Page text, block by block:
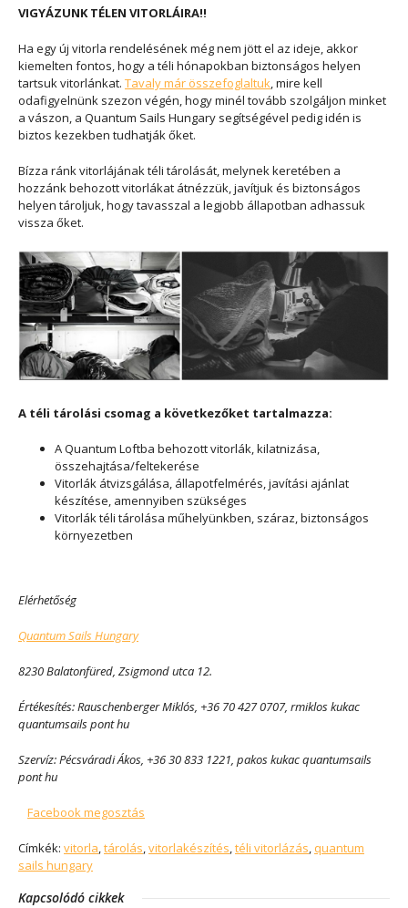
VIGYÁZUNK TÉLEN VITORLÁIRA!!
Ha egy új vitorla rendelésének még nem jött el az ideje, akkor
kiemelten fontos, hogy a téli hónapokban biztonságos helyen
tartsuk vitorlánkat. Tavaly már összefoglaltuk, mire kell
odafigyelnünk szezon végén, hogy minél tovább szolgáljon minket
a vászon, a Quantum Sails Hungary segítségével pedig idén is
biztos kezekben tudhatják őket.
Bízza ránk vitorlájának téli tárolását, melynek keretében a
hozzánk behozott vitorlákat átnézzük, javítjuk és biztonságos
helyen tároljuk, hogy tavasszal a legjobb állapotban adhassuk
vissza őket.
A téli tárolási csomag a következőket tartalmazza:
A Quantum Loftba behozott vitorlák, kilatnizása,
összehajtása/feltekerése
Vitorlák átvizsgálása, állapotfelmérés, javítási ajánlat
készítése, amennyiben szükséges
Vitorlák téli tárolása műhelyünkben, száraz, biztonságos
környezetben
Elérhetőség
Quantum Sails Hungary
8230 Balatonfüred, Zsigmond utca 12.
Értékesítés: Rauschenberger Miklós, +36 70 427 0707, rmiklos kukac
quantumsails pont hu
Szervíz: Pécsváradi Ákos, +36 30 833 1221, pakos kukac quantumsails
pont hu
Facebook megosztás
Címkék: vitorla,tárolás,vitorlakészítés,téli vitorlázás, quantum
sails hungary
Kapcsolódó cikkek